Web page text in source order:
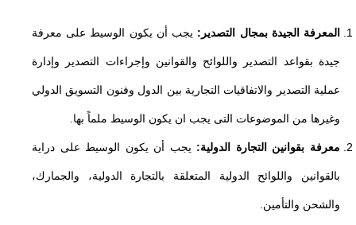
المعرفة الجيدة بمجال التصدير: يجب أن يكون الوسيط على معرفة
جيدة بقواعد التصدير واللوائح والقوانين وإجراءات التصدير وإدارة
عملية التصدير والاتفاقيات التجارية بين الدول وفنون التسويق الدولي
وغيرها من الموضوعات التى يجب ان يكون الوسيط ملماً بها.
معرفة بقوانين التجارة الدولية: يجب أن يكون الوسيط على دراية
بالقوانين واللوائح الدولية المتعلقة بالتجارة الدولية، والجمارك،
والشحن والتأمين.